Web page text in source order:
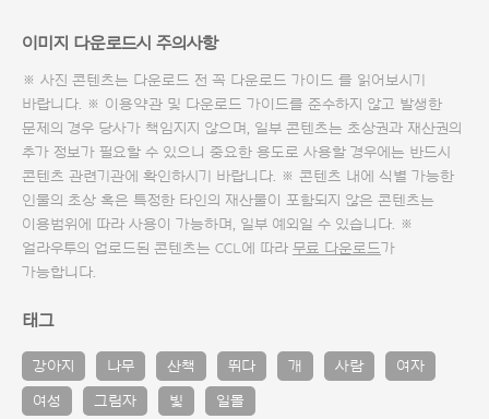
이미지 다운로드시 주의사항
※ 사진 콘텐츠는 다운로드 전 꼭 다운로드 가이드 를 읽어보시기
바랍니다. ※ 이용약관 및 다운로드 가이드를 준수하지 않고 발생한
문제의 경우 당사가 책임지지 않으며, 일부 콘텐츠는 초상권과 재산권의
추가 정보가 필요할 수 있으니 중요한 용도로 사용할 경우에는 반드시
콘텐츠 관련기관에 확인하시기 바랍니다. ※ 콘텐츠 내에 식별 가능한
인물의 초상 혹은 특정한 타인의 재산물이 포함되지 않은 콘텐츠는
이용범위에 따라 사용이 가능하며, 일부 예외일 수 있습니다. ※
얼라우투의 업로드된 콘텐츠는 CCL에 따라 무료 다운로드가
가능합니다.
태그
강아지 나무 산책 뛰다 개 사람 여자
여성 그림자 빛 일몰